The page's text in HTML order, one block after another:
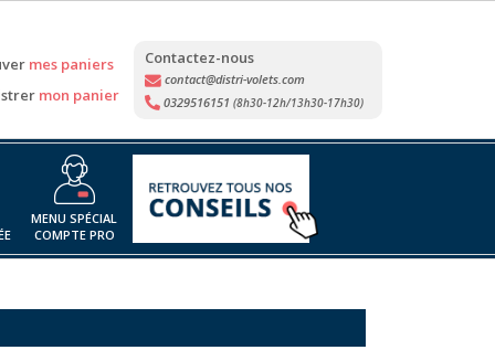
mes paniers
mon panier
Contactez-nous
contact@distri-volets.com
0329516151 (8h30-12h/13h30-17h30)
MENU SPÉCIAL
COMPTE PRO